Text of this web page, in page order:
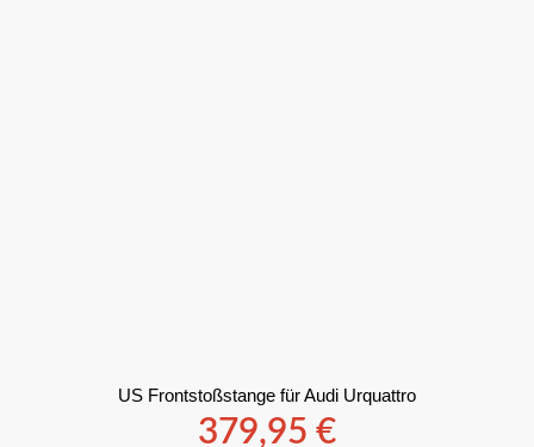
US Frontstoßstange für Audi Urquattro
379,95 €